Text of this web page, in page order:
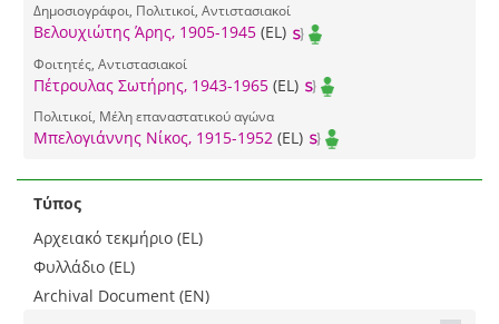
Δημοσιογράφοι, Πολιτικοί, Αντιστασιακοί
Βελουχιώτης Άρης, 1905-1945 (EL)
Φοιτητές, Αντιστασιακοί
Πέτρουλας Σωτήρης, 1943-1965 (EL)
Πολιτικοί, Μέλη επαναστατικού αγώνα
Μπελογιάννης Νίκος, 1915-1952 (EL)
Τύπος
Αρχειακό τεκμήριο (EL)
Φυλλάδιο (EL)
Archival Document (EN)